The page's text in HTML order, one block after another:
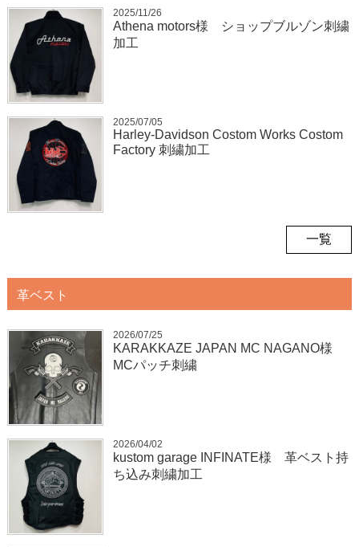
2025/11/26
Athena motors様 ショップブルゾン刺繍
加工
2025/07/05
Harley-Davidson Costom Works Costom
Factory 刺繍加工
一覧
革ベスト
2026/07/25
KARAKKAZE JAPAN MC NAGANO様
MCパッチ刺繍
2026/04/02
kustom garage INFINATE様 革ベスト持
ち込み刺繍加工